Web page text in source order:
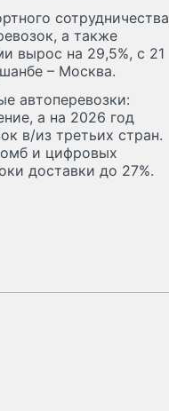
сотрудничества
а также
вырос на 29,5%, с 21
– Москва.
автоперевозки:
а на 2026 год
в/из третьих стран.
и цифровых
доставки до 27%.